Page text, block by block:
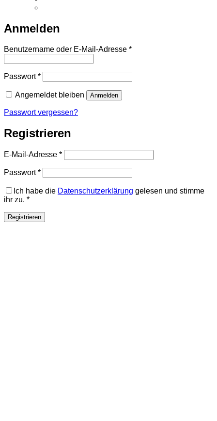
Anmelden
Benutzername oder E-Mail-Adresse *Erforderlich
Passwort*Erforderlich
Angemeldet bleiben Anmelden
Passwort vergessen?
Registrieren
E-Mail-Adresse *Erforderlich
Passwort*Erforderlich
Ich habe die Datenschutzerklärung gelesen und stimme
ihr zu. *
Registrieren